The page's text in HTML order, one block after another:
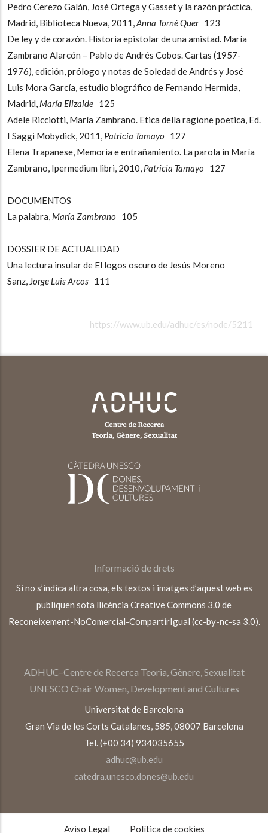
Pedro Cerezo Galán, José Ortega y Gasset y la razón práctica,
Madrid, Biblioteca Nueva, 2011, Anna Torné Quer123
De ley y de corazón. Historia epistolar de una amistad. María
Zambrano Alarcón – Pablo de Andrés Cobos. Cartas (1957-
1976), edición, prólogo y notas de Soledad de Andrés y José
Luis Mora García, estudio biográfico de Fernando Hermida,
Madrid, María Elizalde 125
Adele Ricciotti, María Zambrano. Etica della ragione poetica, Ed.
I Saggi Mobydick, 2011, Patricia Tamayo
127
Elena Trapanese, Memoria e entrañamiento. La parola in María
Zambrano, Ipermedium libri, 2010, Patricia Tamayo 127
DOCUMENTOS
La palabra, María Zambrano 105
DOSSIER DE ACTUALIDAD
Una lectura insular de El logos oscuro de Jesús Moreno
Sanz, Jorge Luis Arcos 111
https://www.ub.edu/adhuc/es/node/5211
Informació de drets
Si no s’indica altra cosa, els textos i imatges d’aquest web es
publiquen sota llicència Creative Commons 3.0 de
Reconeixement-NoComercial-CompartirIgual (cc-by-nc-sa 3.0).
ADHUC–Centre de Recerca Teoria, Gènere, Sexualitat
UNESCO Chair Women, Development and Cultures
Universitat de Barcelona
Gran Via de les Corts Catalanes, 585, 08007 Barcelona
Tel. (+00 34) 934035655
adhuc@ub.edu
catedra.unesco.dones@ub.edu
TEXTOS
Aviso Legal Política de cookies